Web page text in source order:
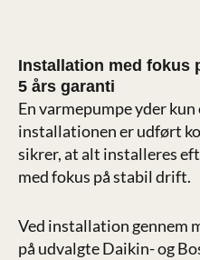
Installation med fokus
5 års garanti
En varmepumpe yder
installationen er udført
sikrer, at alt installeres
med fokus på stabil drift.
Ved installation gennem
på udvalgte Daikin- og